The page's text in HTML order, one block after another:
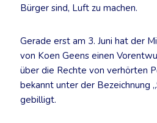
Bürger sind, Luft zu machen.
Gerade erst am 3. Juni hat der
von Koen Geens einen
über die Rechte von verhörten
bekannt unter der Bezeichnung
gebilligt.